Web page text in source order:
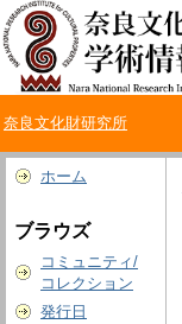
奈良文化財研究所
ホーム
ブラウズ
コミュニティ/
コレクション
発行日